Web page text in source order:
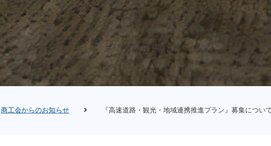
商工会からのお知らせ 『高速道路・観光・地域連携推進プラン』募集につい